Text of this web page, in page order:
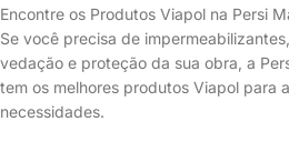
Encontre os Produtos Viapol na Persi
Se você precisa de
vedação e proteção da sua obra, a
tem os melhores produtos Viapol para
necessidades.